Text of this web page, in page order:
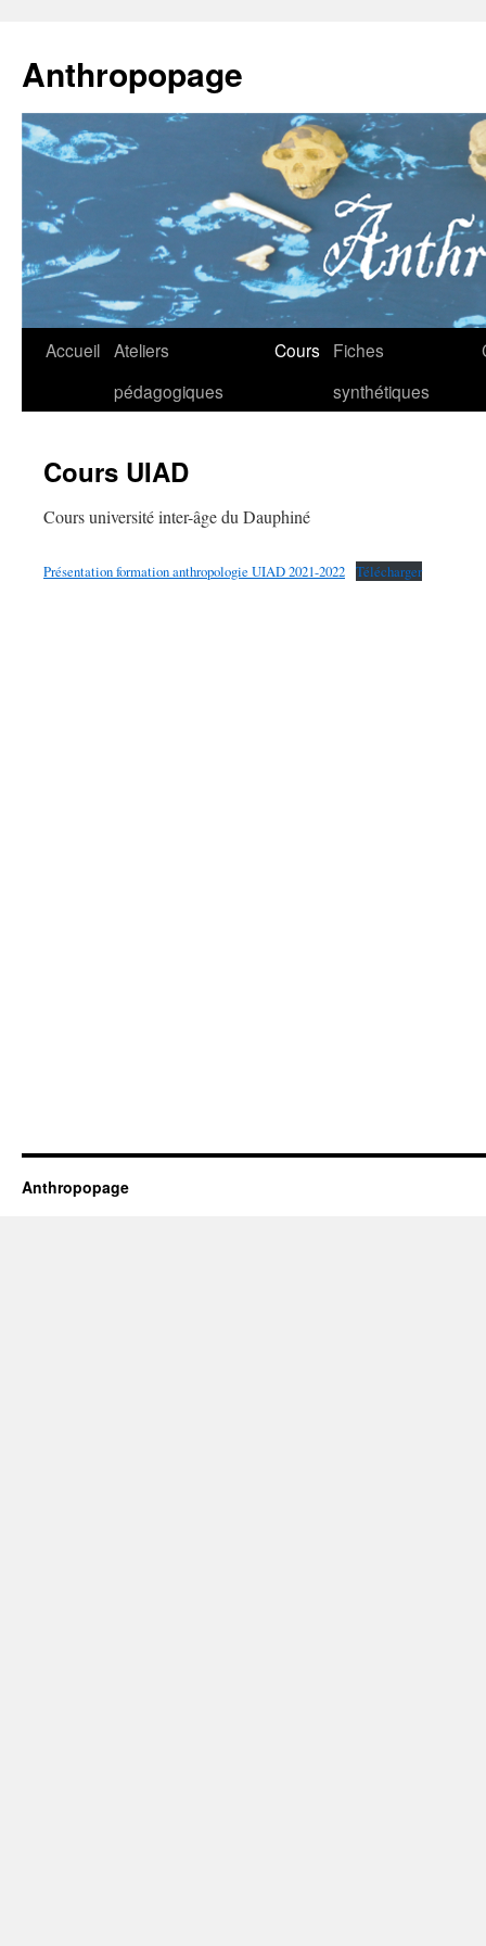
Anthropopage
Aller
Accueil Ateliers
pédagogiques
Cours Fiches
synthétiques
Cours UIAD
Cours université inter-âge du Dauphiné
Présentation formation anthropologie UIAD 2021-2022 Télécharger
Anthropopage